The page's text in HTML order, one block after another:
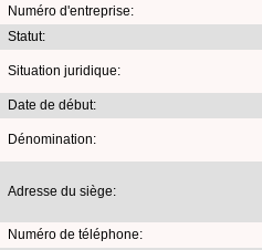
Numéro d'entreprise:
Statut:
Situation juridique:
Date de début:
Dénomination:
Adresse du siège:
Numéro de téléphone: